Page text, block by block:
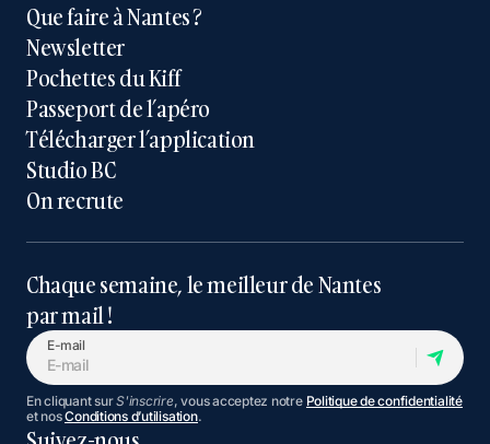
Que faire à Nantes ?
Newsletter
Pochettes du Kiff
Passeport de l’apéro
Télécharger l’application
Studio BC
On recrute
Chaque semaine, le meilleur de Nantes
par mail !
E-mail
En cliquant surS'inscrire, vous acceptez notre Politique de confidentialité
et nosConditions d’utilisation.